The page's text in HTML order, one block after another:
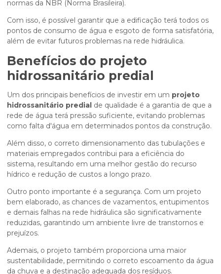
normas da NBR (Norma Brasileira).
Com isso, é possível garantir que a edificação terá todos os
pontos de consumo de água e esgoto de forma satisfatória,
além de evitar futuros problemas na rede hidráulica.
Benefícios do projeto
hidrossanitário predial
Um dos principais benefícios de investir em um projeto
hidrossanitário predial de qualidade é a garantia de que a
rede de água terá pressão suficiente, evitando problemas
como falta d'água em determinados pontos da construção.
Além disso, o correto dimensionamento das tubulações e
materiais empregados contribui para a eficiência do
sistema, resultando em uma melhor gestão do recurso
hídrico e redução de custos a longo prazo.
Outro ponto importante é a segurança. Com um projeto
bem elaborado, as chances de vazamentos, entupimentos
e demais falhas na rede hidráulica são significativamente
reduzidas, garantindo um ambiente livre de transtornos e
prejuízos.
Ademais, o projeto também proporciona uma maior
sustentabilidade, permitindo o correto escoamento da água
da chuva e a destinação adequada dos resíduos.